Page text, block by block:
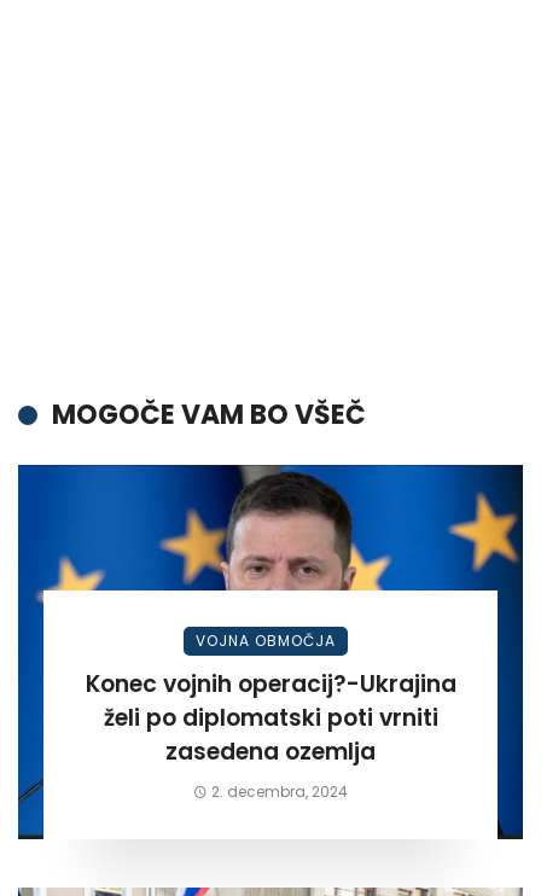
MOGOČE VAM BO VŠEČ
VOJNA OBMOČJA
Konec vojnih operacij?-Ukrajina
želi po diplomatski poti vrniti
zasedena ozemlja
2. decembra, 2024